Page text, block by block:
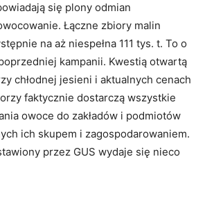
się plony odmian
Łączne zbiory malin
na aż niespełna 111 tys. t. To o
kampanii. Kwestią otwartą
chłodnej jesieni i aktualnych cenach
faktycznie dostarczą wszystkie
owoce do zakładów i podmiotów
ich skupem i zagospodarowaniem.
przez GUS wydaje się nieco